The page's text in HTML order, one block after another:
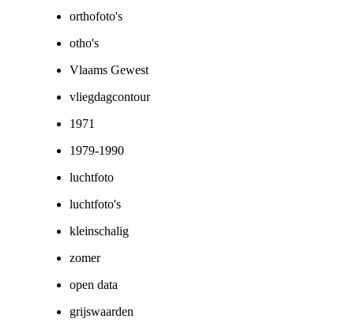
orthofoto's
otho's
Vlaams Gewest
vliegdagcontour
1971
1979-1990
luchtfoto
luchtfoto's
kleinschalig
zomer
open data
grijswaarden